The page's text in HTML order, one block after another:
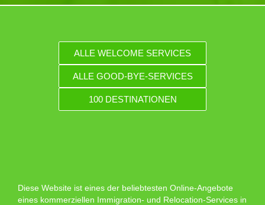
ALLE WELCOME SERVICES
ALLE GOOD-BYE-SERVICES
100 DESTINATIONEN
Diese Website ist eines der beliebtesten Online-Angebote
eines kommerziellen Immigration- und Relocation-Services in